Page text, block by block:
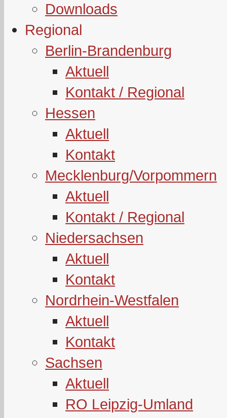
Downloads
Regional
Berlin-Brandenburg
Aktuell
Kontakt / Regional
Hessen
Aktuell
Kontakt
Mecklenburg/Vorpommern
Aktuell
Kontakt / Regional
Niedersachsen
Aktuell
Kontakt
Nordrhein-Westfalen
Aktuell
Kontakt
Sachsen
Aktuell
RO Leipzig-Umland